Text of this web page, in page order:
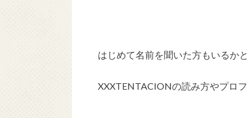
はじめて名前を聞いた方もいるか
XXXTENTACIONの読み方やプロ